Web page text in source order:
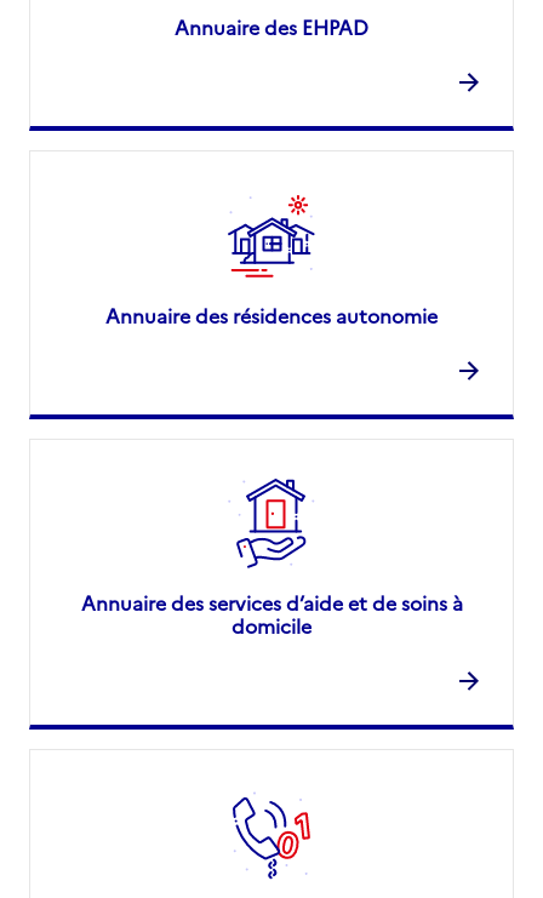
Annuaire des EHPAD
Annuaire des résidences autonomie
Annuaire des services d’aide et de soins à
domicile